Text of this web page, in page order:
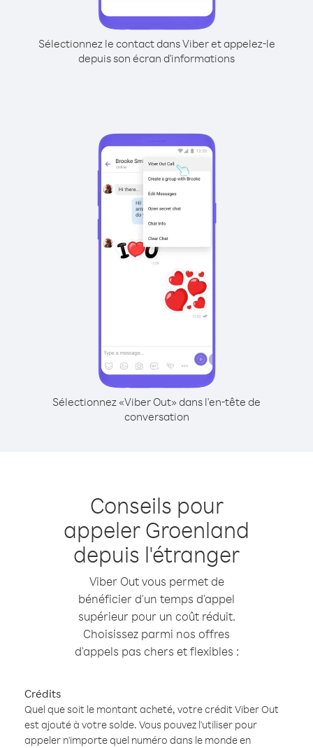
Sélectionnez le contact dans Viber et appelez-le
depuis son écran d'informations
Sélectionnez «Viber Out» dans l'en-tête de
conversation
Conseils pour
appeler Groenland
depuis l'étranger
Viber Out vous permet de
bénéficier d'un temps d'appel
supérieur pour un coût réduit.
Choisissez parmi nos offres
d'appels pas chers et flexibles :
Crédits
Quel que soit le montant acheté, votre crédit Viber Out
est ajouté à votre solde. Vous pouvez l'utiliser pour
appeler n'importe quel numéro dans le monde en